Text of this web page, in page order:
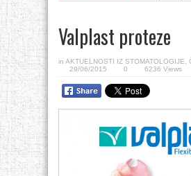
Valplast proteze
in AKTUELNOSTI IZ STOMATOLOGIJE
29/06/2015
0 6236 Views